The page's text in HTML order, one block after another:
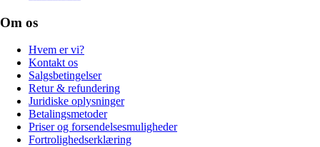
Om os
Hvem er vi?
Kontakt os
Salgsbetingelser
Retur & refundering
Juridiske oplysninger
Betalingsmetoder
Priser og forsendelsesmuligheder
Fortrolighedserklæring